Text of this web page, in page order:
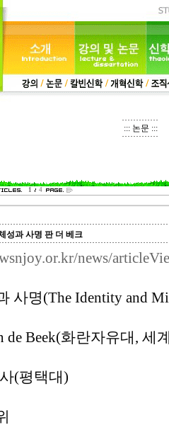
::: 논문 :::
1 4
성과 사명 판 더 베크
news/
사명(The Identity and
de Beek(화란자유대, 세
(평택대)